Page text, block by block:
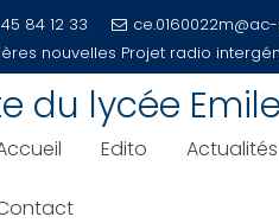
84 12 33
nouvelles Projet radio
du lycée
Edito Actualités